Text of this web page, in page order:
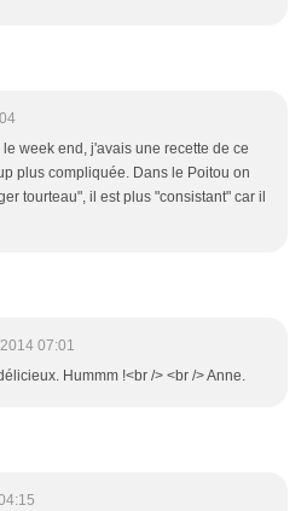
week end, j'avais une recette de ce
plus compliquée. Dans le Poitou on
tourteau", il est plus "consistant" car il
07:01
Hummm !<br /> <br /> Anne.